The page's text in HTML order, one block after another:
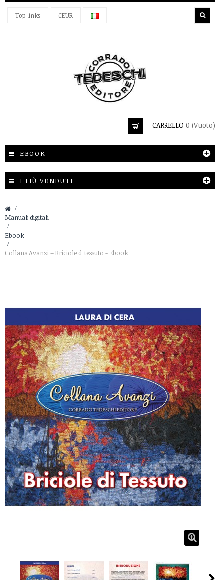
Top links €EUR
CARRELLO 0 (Vuoto)
EBOOK
I PIÙ VENDUTI
&gt;
Manuali digitali
>
Ebook
>
Collana Avanzi – Briciole di tessuto - Ebook